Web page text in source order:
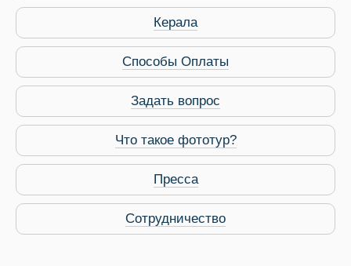
Керала
Способы Оплаты
Задать вопрос
Что такое фототур?
Пресса
Сотрудничество